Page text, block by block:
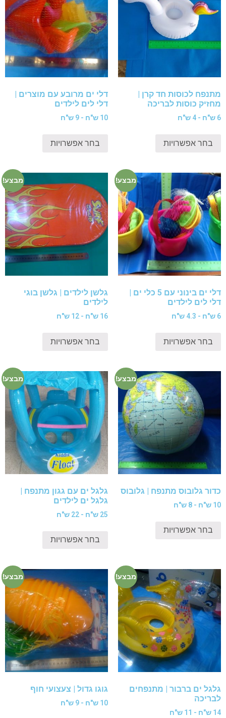
מתנפח לכוסות חד קרן |
מחזיק כוסות לבריכה
6 ש"ח - 4 ש"ח
בחר אפשרויות
דלי ים מרובע עם מוצרים |
דלי לים לילדים
10 ש"ח - 9 ש"ח
בחר אפשרויות
מבצע!
דלי ים בינוני עם 5 כלי ים |
דלי לים לילדים
6 ש"ח - 4.3 ש"ח
בחר אפשרויות
מבצע!
גלשן לילדים | גלשן בוגי
לילדים
16 ש"ח - 12 ש"ח
בחר אפשרויות
מבצע!
כדור גלובוס מתנפח | גלובוס
10 ש"ח - 8 ש"ח
בחר אפשרויות
מבצע!
גלגל ים עם גגון מתנפח |
גלגל ים לילדים
25 ש"ח - 22 ש"ח
בחר אפשרויות
מבצע!
גלגל ים ברבור | מתנפחים
לבריכה
14 ש"ח - 11 ש"ח
מבצע!
גוגו גדול | צעצועי חוף
10 ש"ח - 9 ש"ח